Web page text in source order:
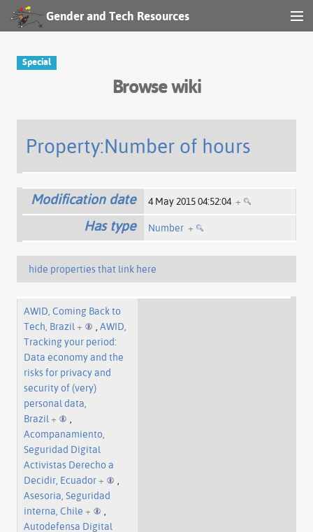
Gender and Tech Resources
Log in
Special
Browse wiki
Property:Number of hours
Modification date 4 May 2015 04:52:04 +
Has type Number +
hide properties that link here
AWID, Coming Back to
Tech, Brazil +
AWID,
Tracking your period:
Data economy and the
risks for privacy and
security of (very)
personal data,
Brazil +
Acompanamiento,
Seguridad Digital
Activistas Derecho a
Decidir, Ecuador+
Asesoria, Seguridad
interna, Chile +
Autodefensa Digital